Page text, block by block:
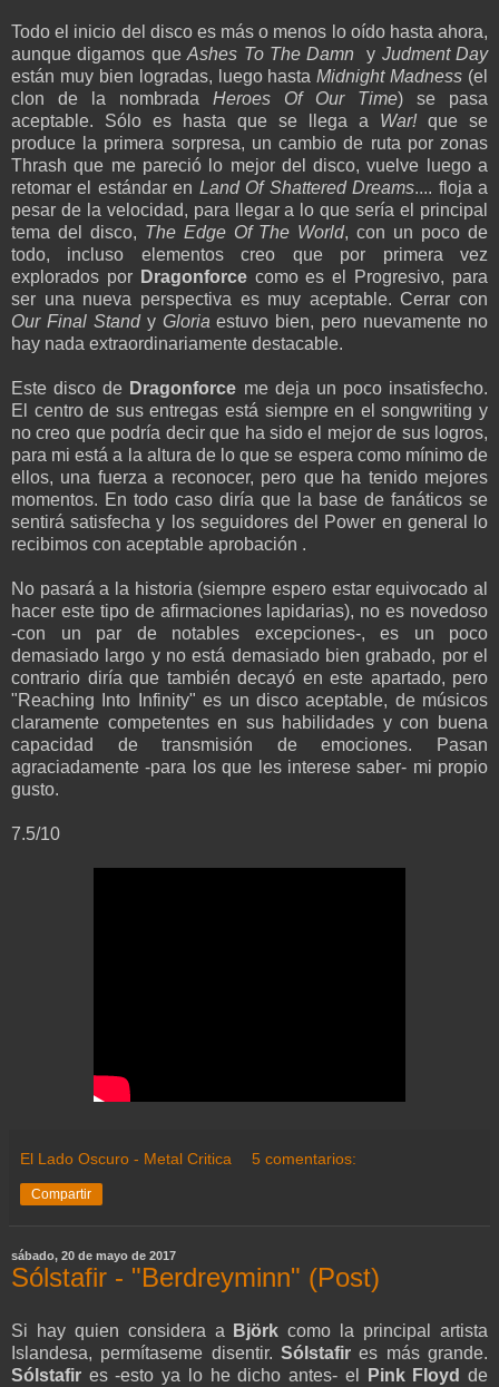
Todo el inicio del disco es más o menos lo oído hasta ahora,
aunque digamos queAshes To The Damn y Judment Day
están muy bien logradas, luego hastaMidnight Madness (el
clon de la nombrada Heroes Of Our Time) se pasa
aceptable. Sólo es hasta que se llega a War! que se
produce la primera sorpresa, un cambio de ruta por zonas
Thrash que me pareció lo mejor del disco, vuelve luego a
retomar el estándar en Land Of Shattered Dreams.... floja a
pesar de la velocidad, para llegar a lo que sería el principal
tema del disco, The Edge Of The World, con un poco de
todo, incluso elementos creo que por primera vez
explorados por Dragonforcecomo es el Progresivo, para
ser una nueva perspectiva es muy aceptable. Cerrar con
Our Final Standy Gloriaestuvo bien, pero nuevamente no
hay nada extraordinariamente destacable.
Este disco de Dragonforce me deja un poco insatisfecho.
El centro de sus entregas está siempre en el songwriting y
no creo que podría decir que ha sido el mejor de sus logros,
para mi está a la altura de lo que se espera como mínimo de
ellos, una fuerza a reconocer, pero que ha tenido mejores
momentos. En todo caso diría que la base de fanáticos se
sentirá satisfecha y los seguidores del Power en general lo
recibimos con aceptable aprobación .
No pasará a la historia (siempre espero estar equivocado al
hacer este tipo de afirmaciones lapidarias), no es novedoso
-con un par de notables excepciones-, es un poco
demasiado largo y no está demasiado bien grabado, por el
contrario diría que también decayó en este apartado, pero
"Reaching Into Infinity" es un disco aceptable, de músicos
claramente competentes en sus habilidades y con buena
capacidad de transmisión de emociones. Pasan
agraciadamente -para los que les interese saber- mi propio
gusto.
7.5/10
El Lado Oscuro - Metal Critica 5 comentarios:
Compartir
sábado, 20 de mayo de 2017
Sólstafir - "Berdreyminn" (Post)
Si hay quien considera a Björk como la principal artista
Islandesa, permítaseme disentir. Sólstafir es más grande.
Sólstafir es -esto ya lo he dicho antes- el Pink Floyd de